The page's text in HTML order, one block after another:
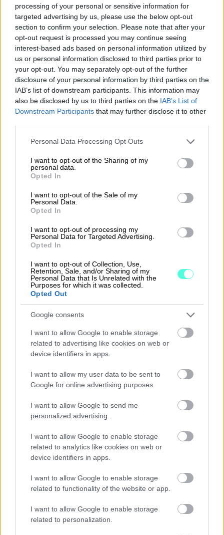
processing of your personal or sensitive information for
targeted advertising by us, please use the below opt-out
section to confirm your selection. Please note that after your
opt-out request is processed you may continue seeing
interest-based ads based on personal information utilized by
us or personal information disclosed to third parties prior to
your opt-out. You may separately opt-out of the further
disclosure of your personal information by third parties on the
IAB’s list of downstream participants. This information may
also be disclosed by us to third parties on the IAB’s List of
Downstream Participants that may further disclose it to other
Please note that this website/app uses one or more Google
not limited to your visit or usage behaviour. You may click to
grant or deny consent to Google and its third-party tags to
use your data for below specified purposes in below Google
consent section.
Personal Data Processing Opt Outs
I want to opt-out of the Sharing of my
personal data.
Opted In
I want to opt-out of the Sale of my
Personal Data.
Opted In
I want to opt-out of processing my
Personal Data for Targeted Advertising.
Opted In
I want to opt-out of Collection, Use,
Retention, Sale, and/or Sharing of my
Personal Data that Is Unrelated with the
Purposes for which it was collected.
Opted Out
Google consents
I want to allow Google to enable storage
related to advertising like cookies on web or
device identifiers in apps.
I want to allow my user data to be sent to
Google for online advertising purposes.
I want to allow Google to send me
personalized advertising.
I want to allow Google to enable storage
related to analytics like cookies on web or
device identifiers in apps.
I want to allow Google to enable storage
related to functionality of the website or app.
I want to allow Google to enable storage
related to personalization.
taloudellista vapautta ja mahdollisuuden
tehdä sitä, mitä rakastaa. Kuitenkin
menestyksekäs somevaikuttaminen vaatii
työtä ja omistautumista. Sen tulee olla
suunnitelmallista ja systemaattista.
Yrityksen taloudesta on pidettävä huolta ja
kirjata kaikki tulot sekä kulut läpinäkyvästi.
”Oman yritystoimintani tukena
minulla on Procountor
Taloushallinto (nyk. Finago
Procountor). Pystyn sieltä
tulovirrat sekä liikevaihtoni
konkreettisesti myös
tulevaisuuden suunnittelussa,
erityisesti myös yhteistöitäni
ajatellen. Se, että näen yritykseni
saldon ja seuraavat tilille
Konkreettista ja helppoa.
Yrittäjän paras kaveri on
Procountor ”, Jenna painottaa.
Taloushallinnon ohjelmisto
helpottaa heti yrittäjyyden ensiaskelissa. Se
pitää sisällään oleelliset työkalut
yritystoiminnan pyörittämiseen ilman, että
kaikkea pitää muistaa tai päätellä itse.
Laskutus, kirjanpito, tilinpäätös ja myös
ohjelmistolla. Yrittäjät harvemmin nauttivat